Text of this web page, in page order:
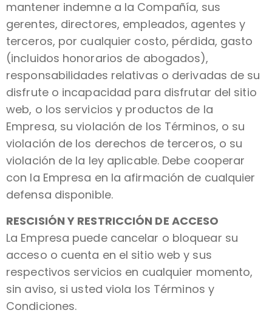
mantener indemne a la Compañía, sus
gerentes, directores, empleados, agentes y
terceros, por cualquier costo, pérdida, gasto
(incluidos honorarios de abogados),
responsabilidades relativas o derivadas de su
disfrute o incapacidad para disfrutar del sitio
web, o los servicios y productos de la
Empresa, su violación de los Términos, o su
violación de los derechos de terceros, o su
violación de la ley aplicable. Debe cooperar
con la Empresa en la afirmación de cualquier
defensa disponible.
RESCISIÓN Y RESTRICCIÓN DE ACCESO
La Empresa puede cancelar o bloquear su
acceso o cuenta en el sitio web y sus
respectivos servicios en cualquier momento,
sin aviso, si usted viola los Términos y
Condiciones.